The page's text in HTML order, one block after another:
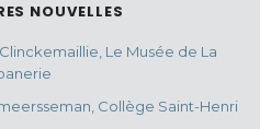
NOUVELLES
Le Musée de La
Collège Saint-Henri